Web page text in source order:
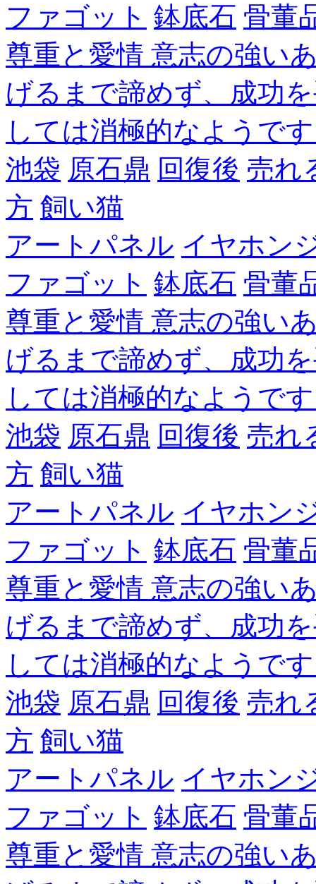
ファゴット 鉢底石 骨董
尊重と愛情 意志の強い
げるまで諦めず、成功
しては消極的なようで
池袋 原石鼎 回復後 売れ
方 飼い猫
アートパネル イヤホン
ファゴット 鉢底石 骨董
尊重と愛情 意志の強い
げるまで諦めず、成功
しては消極的なようで
池袋 原石鼎 回復後 売れ
方 飼い猫
アートパネル イヤホン
ファゴット 鉢底石 骨董
尊重と愛情 意志の強い
げるまで諦めず、成功
しては消極的なようで
池袋 原石鼎 回復後 売れ
方 飼い猫
アートパネル イヤホン
ファゴット 鉢底石 骨董
尊重と愛情 意志の強い